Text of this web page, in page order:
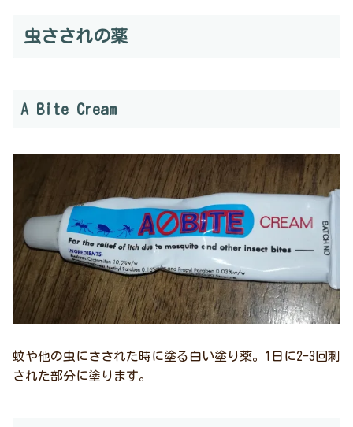
虫さされの薬
A Bite Cream
蚊や他の虫にさされた時に塗る白い塗り薬。1日に2-3回刺
された部分に塗ります。